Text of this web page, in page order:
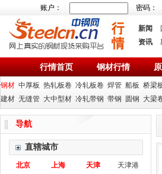
账户： 密码：
新闻
资讯
行情首页 钢材行情
钢材 中厚板 热轧板卷 冷轧板卷 焊管 船板 桥梁
建材 无缝管 大中型材 冷轧带钢 带钢 圆钢 大梁
导航
直辖城市
北京 上海 天津
天津港